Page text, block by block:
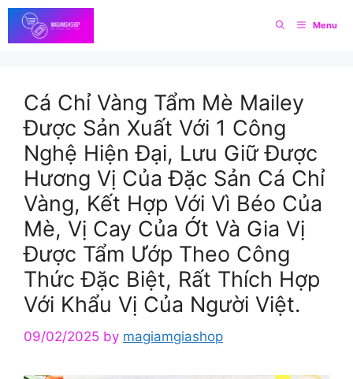
Skip
to
content
Menu
Cá Chỉ Vàng Tẩm Mè Mailey
Được Sản Xuất Với 1 Công
Nghệ Hiện Đại, Lưu Giữ Được
Hương Vị Của Đặc Sản Cá Chỉ
Vàng, Kết Hợp Với Vì Béo Của
Mè, Vị Cay Của Ớt Và Gia Vị
Được Tẩm Ướp Theo Công
Thức Đặc Biệt, Rất Thích Hợp
Với Khẩu Vị Của Người Việt.
09/02/2025 by magiamgiashop